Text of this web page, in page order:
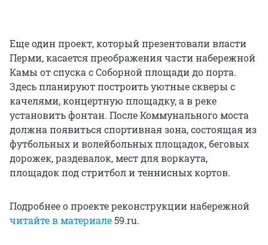
Еще один проект, который презентовали власти
Перми, касается преображения части набережной
Камы от спуска с Соборной площади до порта.
Здесь планируют построить уютные скверы с
качелями, концертную площадку, а в реке
установить фонтан. После Коммунального моста
должна появиться спортивная зона, состоящая из
футбольных и волейбольных площадок, беговых
дорожек, раздевалок, мест для воркаута,
площадок под стритбол и теннисных кортов.
Подробнее о проекте реконструкции набережной
читайте в материале59.ru.